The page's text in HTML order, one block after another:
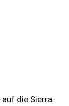
die Sierra